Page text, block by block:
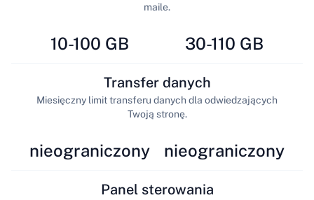
10-100 GB
maile.
30-110 GB
nieograniczony
Transfer danych
Miesięczny limit transferu danych dla odwiedzających
Twoją stronę.
nieograniczony
Panel sterowania